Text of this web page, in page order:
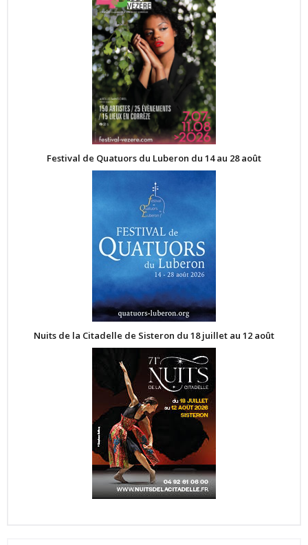
Festival de Quatuors du Luberon du 14 au 28 août
Nuits de la Citadelle de Sisteron du 18 juillet au 12 août